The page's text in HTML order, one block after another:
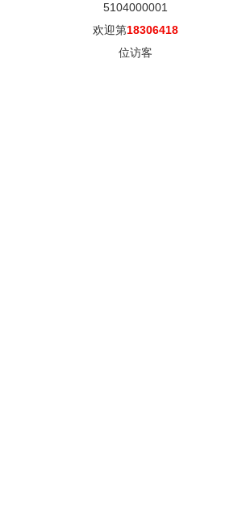
5104000001
欢迎第18306418
位访客